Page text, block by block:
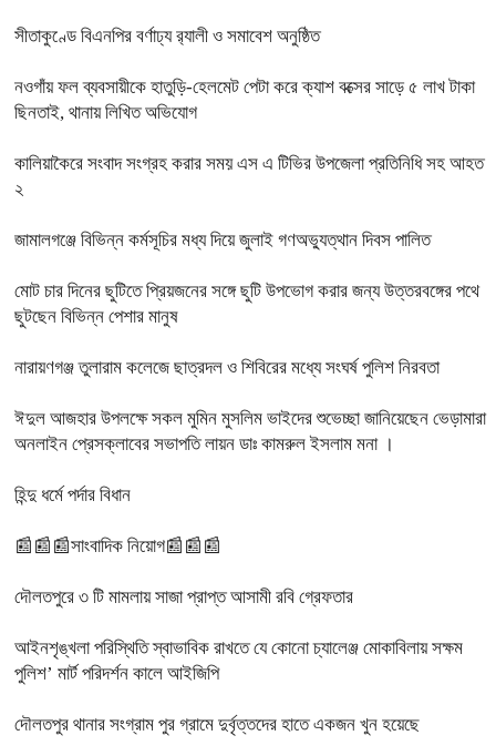
সীতাকুণ্ডে বিএনপির বর্ণাঢ্য র‍্যালী ও সমাবেশ অনুষ্ঠিত
নওগাঁয় ফল ব্যবসায়ীকে হাতুড়ি-হেলমেট পেটা করে ক্যাশ বক্সের সাড়ে ৫ লাখ টাকা
ছিনতাই, থানায় লিখিত অভিযোগ
কালিয়াকৈরে সংবাদ সংগ্রহ করার সময় এস এ টিভির উপজেলা প্রতিনিধি সহ আহত
২
জামালগঞ্জে বিভিন্ন কর্মসূচির মধ্য দিয়ে জুলাই গণঅভ্যুত্থান দিবস পালিত
মোট চার দিনের ছুটিতে প্রিয়জনের সঙ্গে ছুটি উপভোগ করার জন্য উত্তরবঙ্গের পথে
ছুটছেন বিভিন্ন পেশার মানুষ
নারায়ণগঞ্জ তুলারাম কলেজে ছাত্রদল ও শিবিরের মধ্যে সংঘর্ষ পুলিশ নিরবতা
ঈদুল আজহার উপলক্ষে সকল মুমিন মুসলিম ভাইদের শুভেচ্ছা জানিয়েছেন ভেড়ামারা
অনলাইন প্রেসক্লাবের সভাপতি লায়ন ডাঃ কামরুল ইসলাম মনা ।
হিন্দু ধর্মে পর্দার বিধান
📰📰📰সাংবাদিক নিয়োগ📰📰📰
দৌলতপুরে ৩ টি মামলায় সাজা প্রাপ্ত আসামী রবি গ্রেফতার
আইনশৃঙ্খলা পরিস্থিতি স্বাভাবিক রাখতে যে কোনো চ্যালেঞ্জ মোকাবিলায় সক্ষম
পুলিশ’ মার্ট পরিদর্শন কালে আইজিপি
দৌলতপুর থানার সংগ্রাম পুর গ্রামে দুর্বৃত্তদের হাতে একজন খুন হয়েছে